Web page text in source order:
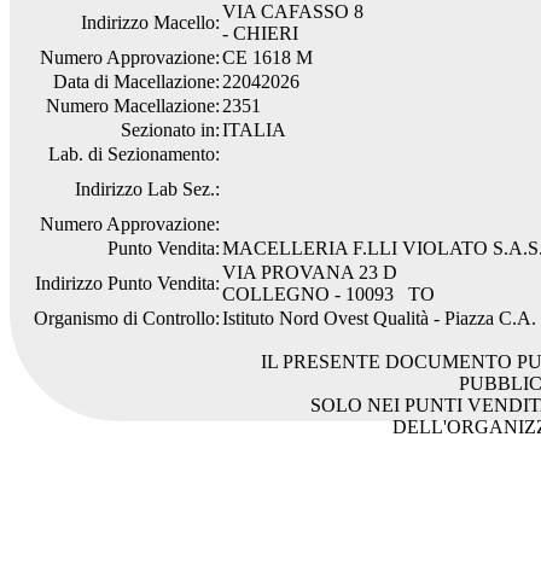
Indirizzo Macello:
VIA CAFASSO 8
- CHIERI
Numero Approvazione:CE 1618 M
Data di Macellazione: 22042026
Numero Macellazione: 2351
Sezionato in:ITALIA
Lab. di Sezionamento:
Indirizzo Lab Sez.:
Numero Approvazione:
Punto Vendita:MACELLERIA F.LLI VIOLATO
Indirizzo Punto Vendita:
VIA PROVANA 23 D
COLLEGNO - 10093 TO
Organismo di Controllo:Istituto Nord Ovest Qualità - Piazza
IL PRESENTE DOCUMENTO
SOLO NEI PUNTI